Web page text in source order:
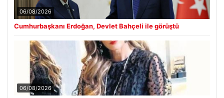
06/08/2026
Cumhurbaşkanı Erdoğan, Devlet Bahçeli ile görüştü
06/08/2026